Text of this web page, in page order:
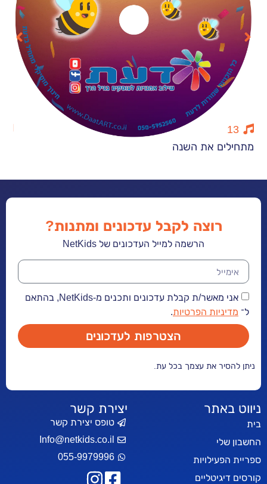
את השנה
רוצה לקבל עדכונים ומתנות?
הרשמה למייל העדכונים של NetKids
אני מאשר/ת קבלת עדכונים ותכנים מ-NetKids, בהתאם
הפרטיות.
הצטרפות לעדכונים
את עצמך בכל עת.
יצירת קשר
טופס יצירת קשר
Info@netkids.co.il
055-9979996